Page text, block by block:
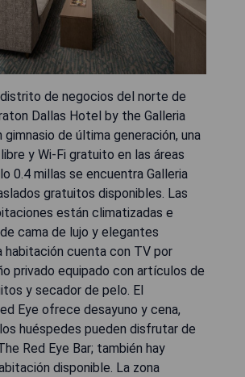
de negocios del norte de
Dallas Hotel by the Galleria
de última generación, una
y Wi-Fi gratuito en las áreas
0.4 millas se encuentra Galleria
gratuitos disponibles. Las
están climatizadas e
cama de lujo y elegantes
habitación cuenta con TV por
privado equipado con artículos de
y secador de pelo. El
Eye ofrece desayuno y cena,
huéspedes pueden disfrutar de
Red Eye Bar; también hay
disponible. La zona